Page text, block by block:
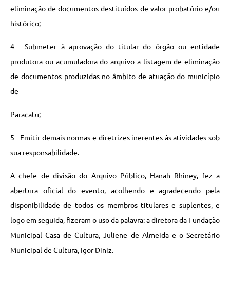
eliminação de documentos destituídos de valor probatório e/ou
histórico;
4 - Submeter à aprovação do titular do órgão ou entidade
produtora ou acumuladora do arquivo a listagem de eliminação
de documentos produzidas no âmbito de atuação do município
de
Paracatu;
5 - Emitir demais normas e diretrizes inerentes às atividades sob
sua responsabilidade.
A chefe de divisão do Arquivo Público, Hanah Rhiney, fez a
abertura oficial do evento, acolhendo e agradecendo pela
disponibilidade de todos os membros titulares e suplentes, e
logo em seguida, fizeram o uso da palavra: a diretora da Fundação
Municipal Casa de Cultura, Juliene de Almeida e o Secretário
Municipal de Cultura, Igor Diniz.